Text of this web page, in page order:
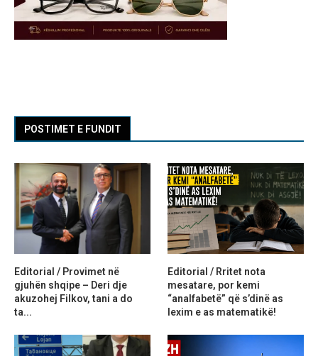
POSTIMET E FUNDIT
Editorial / Provimet në
gjuhën shqipe – Deri dje
akuzohej Filkov, tani a do
ta...
Editorial / Rritet nota
mesatare, por kemi
“analfabetë” që s’dinë as
lexim e as matematikë!